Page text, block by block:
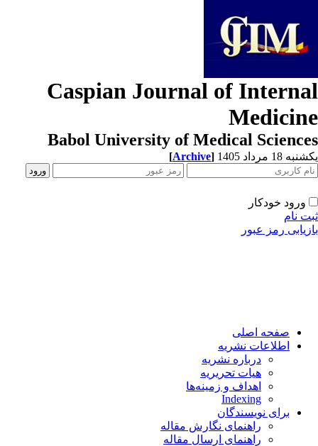
Caspian Journal of
Babol University of Medical
18 مرداد 1405 [Archive]
ورود خودکار
نام
رمز عبور
صفحه اصلی
اطلاعات نشریه
درباره نشریه
هیات تحریریه
اهداف و زمینه‌ها
Indexing
برای نویسندگان
راهنمای نگارش مقاله
راهنمای ارسال مقاله